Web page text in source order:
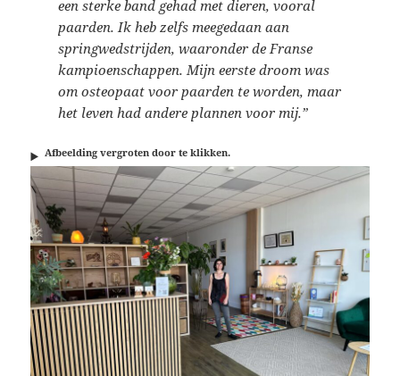
een sterke band gehad met dieren, vooral
paarden. Ik heb zelfs meegedaan aan
springwedstrijden, waaronder de Franse
kampioenschappen. Mijn eerste droom was
om osteopaat voor paarden te worden, maar
het leven had andere plannen voor mij.”
Afbeelding vergroten door te klikken.